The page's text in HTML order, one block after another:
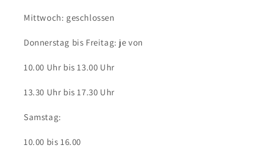
Mittwoch: geschlossen
Donnerstag bis Freitag: je von
10.00 Uhr bis 13.00 Uhr
13.30 Uhr bis 17.30 Uhr
Samstag:
10.00 bis 16.00